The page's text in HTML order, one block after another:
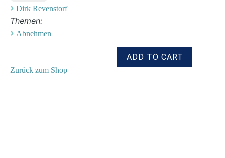
› Dirk Revenstorf
Themen:
› Abnehmen
Zurück zum Shop